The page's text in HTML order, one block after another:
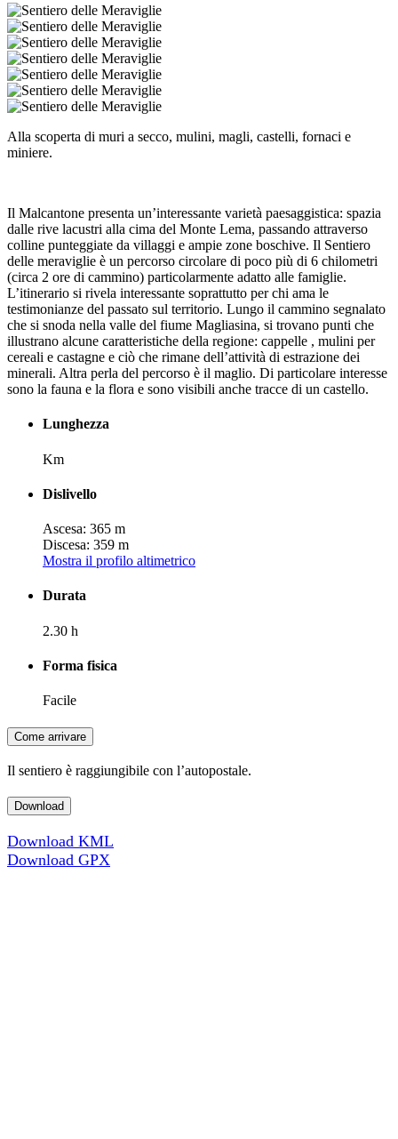
Alla scoperta di muri a secco, mulini, magli, castelli, fornaci e
miniere.
Il Malcantone presenta un’interessante varietà paesaggistica: spazia
dalle rive lacustri alla cima del Monte Lema, passando attraverso
colline punteggiate da villaggi e ampie zone boschive. Il Sentiero
delle meraviglie è un percorso circolare di poco più di 6 chilometri
(circa 2 ore di cammino) particolarmente adatto alle famiglie.
L’itinerario si rivela interessante soprattutto per chi ama le
testimonianze del passato sul territorio. Lungo il cammino segnalato
che si snoda nella valle del fiume Magliasina, si trovano punti che
illustrano alcune caratteristiche della regione: cappelle , mulini per
cereali e castagne e ciò che rimane dell’attività di estrazione dei
minerali. Altra perla del percorso è il maglio. Di particolare interesse
sono la fauna e la flora e sono visibili anche tracce di un castello.
Lunghezza
Km
Dislivello
Ascesa: 365 m
Discesa: 359 m
Mostra il profilo altimetrico
Durata
2.30 h
Forma fisica
Facile
Come arrivare
Il sentiero è raggiungibile con l’autopostale.
Download
Download KML
Download GPX